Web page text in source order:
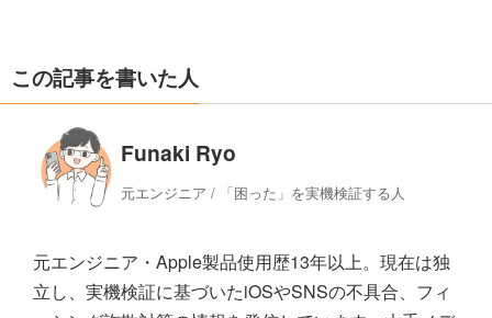
この記事を書いた人
Funaki Ryo
元エンジニア / 「困った」を実機検証する人
元エンジニア・Apple製品使用歴13年以上。現在は独
立し、実機検証に基づいたiOSやSNSの不具合、フィ